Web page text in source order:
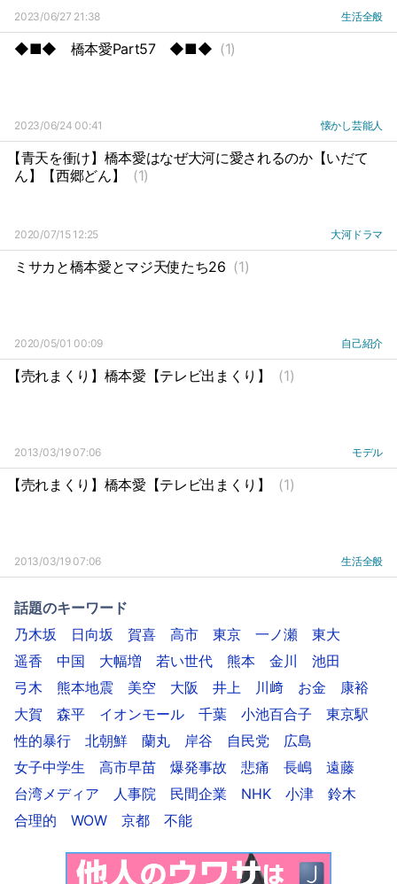
2023/06/27 21:38 生活全般
◆■◆ 橋本愛Part57 ◆■◆ (1)
2023/06/24 00:41 懐かし芸能人
【青天を衝け】橋本愛はなぜ大河に愛されるのか【いだて
ん】【西郷どん】
(1)
2020/07/15 12:25 大河ドラマ
ミサカと橋本愛とマジ天使たち26 (1)
2020/05/01 00:09 自己紹介
【売れまくり】橋本愛【テレビ出まくり】 (1)
2013/03/19 07:06 モデル
【売れまくり】橋本愛【テレビ出まくり】 (1)
2013/03/19 07:06 生活全般
話題のキーワード
乃木坂
日向坂 賀喜 高市 東京 一ノ瀬
東大
遥香
中国 大幅増 若い世代 熊本 金川
池田
弓木
熊本地震 美空 大阪 井上 川﨑 お金
康裕
大賀
森平 イオンモール 千葉 小池百合子
東京駅
性的暴行
北朝鮮 蘭丸 岸谷 自民党
広島
女子中学生
高市早苗 爆発事故 悲痛 長嶋
遠藤
台湾メディア
人事院 民間企業 NHK 小津
鈴木
合理的
WOW 京都 不能